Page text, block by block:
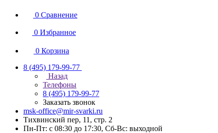
0 Сравнение
0 Избранное
0 Корзина
8 (495) 179-99-77
Назад
Телефоны
8 (495) 179-99-77
Заказать звонок
msk-office@mir-svarki.ru
Тихвинский пер, 11, стр. 2
Пн-Пт: с 08:30 до 17:30, Сб-Вс: выходной